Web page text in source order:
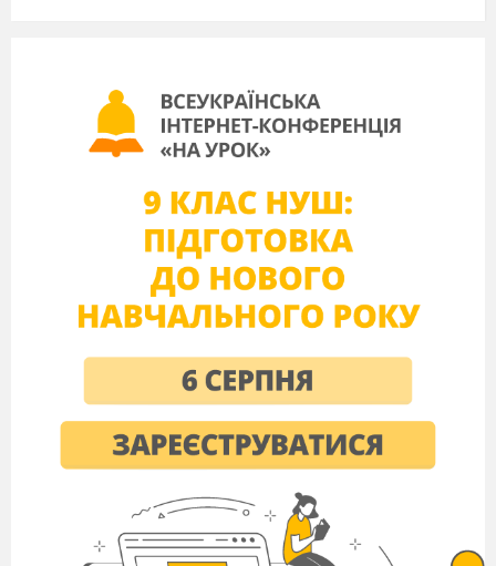
перекладам найбільш інтелігентного, на думку
публіциста Ю.Смолича, письменника Валеріана
Підмогильного. Так, численним перекладам
творам письменника. Перші друкувалися в 30-
ті, 50-ті роки, щоправда без зазначення імені
перекладача. Блискучо знаючи французьку
літературу, Підмогильний не міг не
перейнятися її поетикою, не захопитися
літературі. Тож не дивно, що в 1927 році
з'являється твір, у якому Підмогильний, як і
Мопассан, звертається до актуального на той
час світового мотиву – підкорення людиною
міста. Головний герой роману «Місто», що є
об’єктом вивчення для нас
стверджує:«Не
ненавидіти треба місто, а здобути»,а